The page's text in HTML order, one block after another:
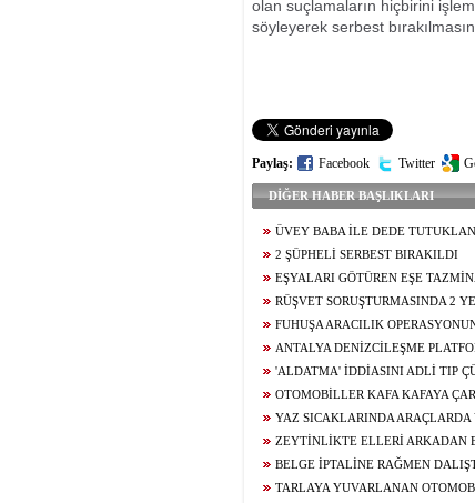
olan suçlamaların hiçbirini
söyleyerek serbest
Paylaş: Facebook Twitter
DİĞER HABER BAŞLIKLARI
ÜVEY BABA İLE DEDE
2 ŞÜPHELİ SERBEST BIRAKILDI
EŞYALARI GÖTÜREN EŞE
RÜŞVET SORUŞTURMASINDA 2
FUHUŞA ARACILIK
ANTALYA DENİZCİLEŞME
SALDIRISINA KINAMA
'ALDATMA' İDDİASINI ADLİ TIP
OTOMOBİLLER KAFA KAFAYA
YAZ SICAKLARINDA
ZEYTİNLİKTE ELLERİ ARKADAN
BELGE İPTALİNE RAĞMEN
TARLAYA YUVARLANAN